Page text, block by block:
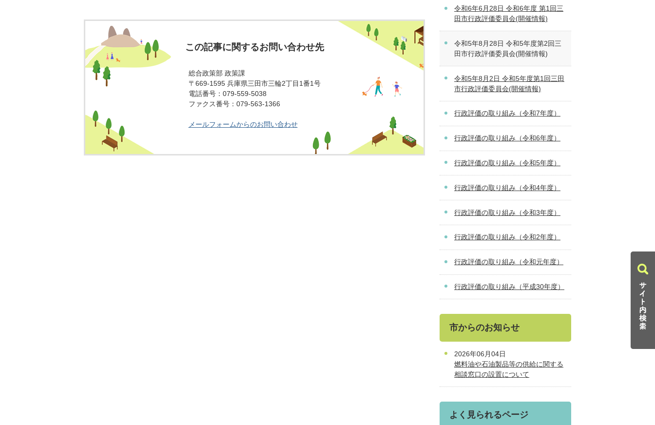
この記事に関するお問い合わせ先
総合政策部 政策課
〒669-1595 兵庫県三田市三輪2丁目1番1号
電話番号：079-559-5038
ファクス番号：079-563-1366
メールフォームからのお問い合わせ
令和6年6月28日 令和6年度 第1回三
田市行政評価委員会(開催情報)
令和5年8月28日 令和5年度第2回三
田市行政評価委員会(開催情報)
令和5年8月2日 令和5年度第1回三田
市行政評価委員会(開催情報)
行政評価の取り組み（令和7年度）
行政評価の取り組み（令和6年度）
行政評価の取り組み（令和5年度）
行政評価の取り組み（令和4年度）
行政評価の取り組み（令和3年度）
行政評価の取り組み（令和2年度）
行政評価の取り組み（令和元年度）
行政評価の取り組み（平成30年度）
市からのお知らせ
2026年06月04日
燃料油や石油製品等の供給に関する
相談窓口の設置について
よく見られるページ